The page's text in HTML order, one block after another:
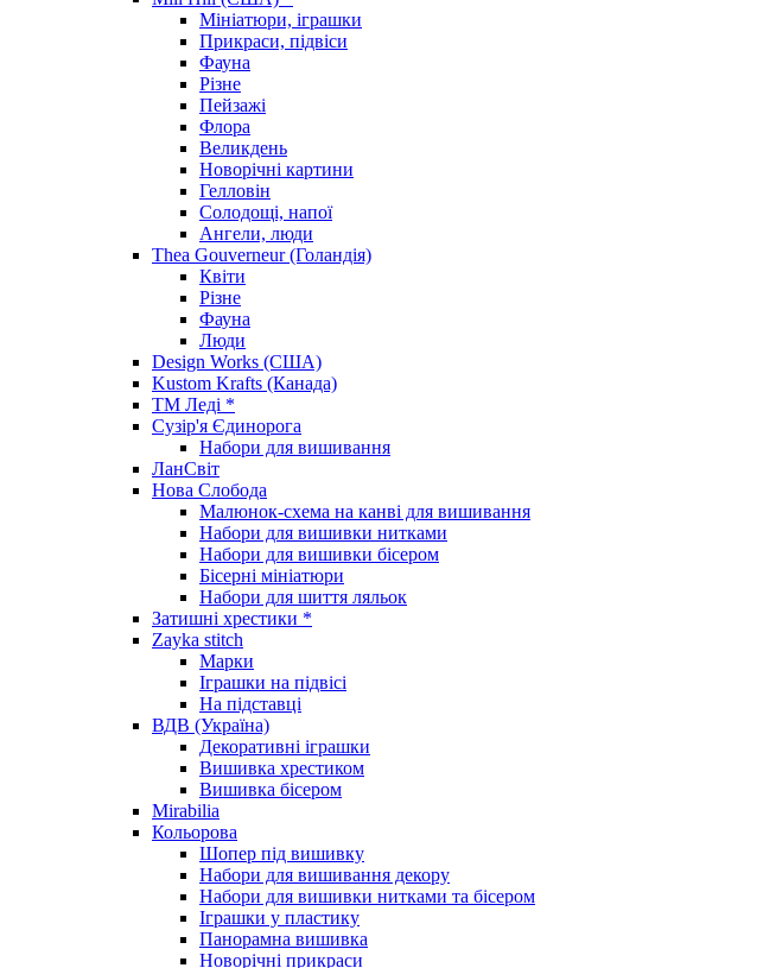
Мініатюри, іграшки
Прикраси, підвіси
Фауна
Різне
Пейзажі
Флора
Великдень
Новорічні картини
Гелловін
Солодощі, напої
Ангели, люди
Thea Gouverneur (Голандія)
Квіти
Різне
Фауна
Люди
Design Works (США)
Kustom Krafts (Канада)
ТМ Леді *
Сузір'я Єдинорога
Набори для вишивання
ЛанСвіт
Нова Слобода
Малюнок-схема на канві для вишивання
Набори для вишивки нитками
Набори для вишивки бісером
Бісерні мініатюри
Набори для шиття ляльок
Затишні хрестики *
Zayka stitch
Марки
Іграшки на підвісі
На підставці
ВДВ (Україна)
Декоративні іграшки
Вишивка хрестиком
Вишивка бісером
Mirabilia
Кольорова
Шопер під вишивку
Набори для вишивання декору
Набори для вишивки нитками та бісером
Іграшки у пластику
Панорамна вишивка
Новорічні прикраси